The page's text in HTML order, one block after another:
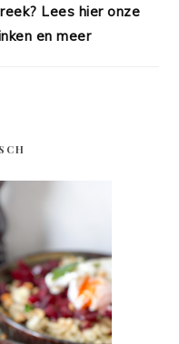
Lees hier onze
en meer